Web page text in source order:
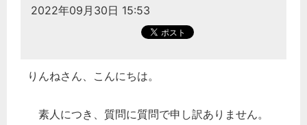
2022年09月30日 15:53
りんねさん、こんにちは。
素人につき、質問に質問で申し訳ありません。